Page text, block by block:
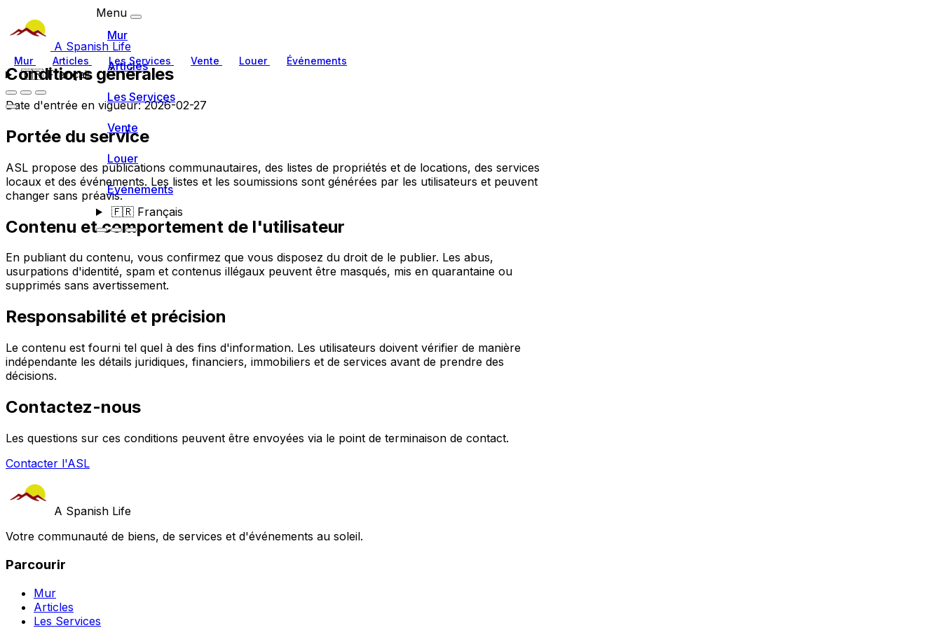
A Spanish Life
Mur Articles Les Services Vente Louer Événements
🇫🇷Français
Menu
Mur
Articles
Les Services
Vente
Louer
Événements
🇫🇷Français
Conditions générales
Date d'entrée en vigueur: 2026-02-27
Portée du service
ASL propose des publications communautaires, des listes de propriétés et de locations, des services
locaux et des événements. Les listes et les soumissions sont générées par les utilisateurs et peuvent
changer sans préavis.
Contenu et comportement de l'utilisateur
En publiant du contenu, vous confirmez que vous disposez du droit de le publier. Les abus,
usurpations d'identité, spam et contenus illégaux peuvent être masqués, mis en quarantaine ou
supprimés sans avertissement.
Responsabilité et précision
Le contenu est fourni tel quel à des fins d'information. Les utilisateurs doivent vérifier de manière
indépendante les détails juridiques, financiers, immobiliers et de services avant de prendre des
décisions.
Contactez-nous
Les questions sur ces conditions peuvent être envoyées via le point de terminaison de contact.
Contacter l'ASL
A Spanish Life
Votre communauté de biens, de services et d'événements au soleil.
Parcourir
Mur
Articles
Les Services